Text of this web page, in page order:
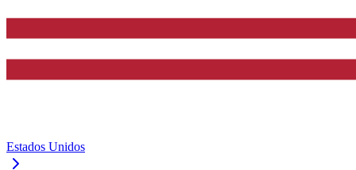
Estados Unidos